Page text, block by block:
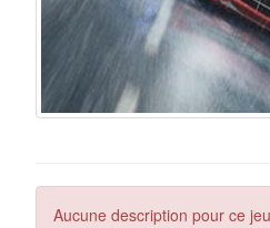
Aucune description pour ce